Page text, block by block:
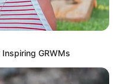
GRWMs